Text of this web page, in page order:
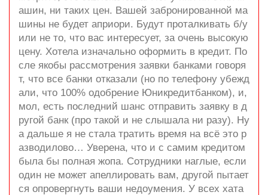
ашин, ни таких цен. Вашей забронированной ма
шины не будет априори. Будут проталкивать б/у
или не то, что вас интересует, за очень высокую
цену. Хотела изначально оформить в кредит. По
сле якобы рассмотрения заявки банками говоря
т, что все банки отказали (но по телефону убежд
али, что 100% одобрение Юникредитбанком), и,
мол, есть последний шанс отправить заявку в д
ругой банк (про такой и не слышала ни разу). Ну
а дальше я не стала тратить время на всё это р
азводилово… Уверена, что и с самим кредитом
была бы полная жопа. Сотрудники наглые, если
один не может апеллировать вам, другой пытает
ся опровергнуть ваши недоумения. У всех хата